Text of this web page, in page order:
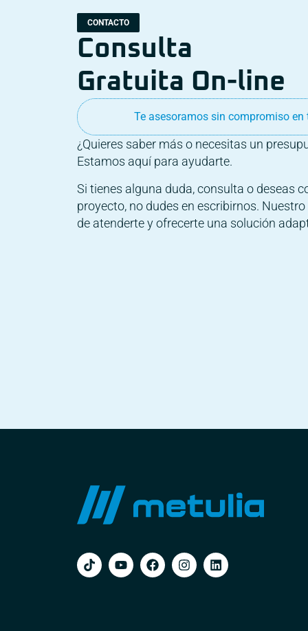
CONTACTO
Consulta
Gratuita On-line
Te asesoramos sin compromiso en
¿Quieres saber más o necesitas un
Estamos aquí para ayudarte.
Si tienes alguna duda, consulta o deseas
proyecto, no dudes en escribirnos.
de atenderte y ofrecerte una solución